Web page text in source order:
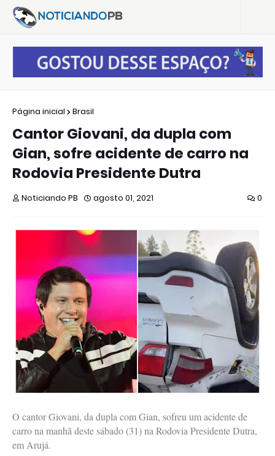
Página inicial Brasil
Cantor Giovani, da dupla com
Gian, sofre acidente de carro na
Rodovia Presidente Dutra
Noticiando PB agosto 01, 2021 0
O cantor Giovani, da dupla com Gian, sofreu um acidente de
carro na manhã deste sábado (31) na Rodovia Presidente Dutra,
em Arujá.